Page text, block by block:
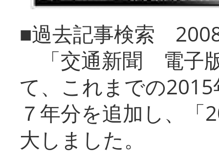
■過去記事検索
「交通新聞 電子
て、これまでの
７年分を追加し、「
大しまし